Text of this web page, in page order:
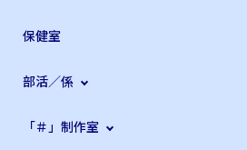
保健室
部活／係
「＃」制作室